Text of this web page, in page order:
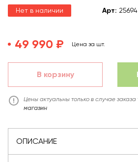
Нет в наличии Арт: 25694
49 990 ₽ Цена за шт.
В корзину
Цены актуальны только в случае
магазин
ОПИСАНИЕ